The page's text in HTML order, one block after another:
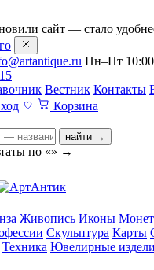
сайт — стало
Пн–Пт
Вестник Контакты
Корзина
найти →
по «» →
Живопись Иконы
Скульптура Карты
Техника Ювелирные